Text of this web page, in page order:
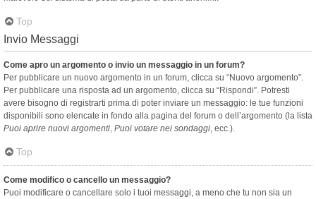
Top
Invio Messaggi
Come apro un argomento o invio un messaggio in un forum?
Per pubblicare un nuovo argomento in un forum, clicca su “Nuovo argomento”.
Per pubblicare una risposta ad un argomento, clicca su “Rispondi”. Potresti
avere bisogno di registrarti prima di poter inviare un messaggio: le tue funzioni
disponibili sono elencate in fondo alla pagina del forum o dell’argomento (la lista
Puoi aprire nuovi argomenti, Puoi votare nei sondaggi, ecc.).
Top
Come modifico o cancello un messaggio?
Puoi modificare o cancellare solo i tuoi messaggi, a meno che tu non sia un